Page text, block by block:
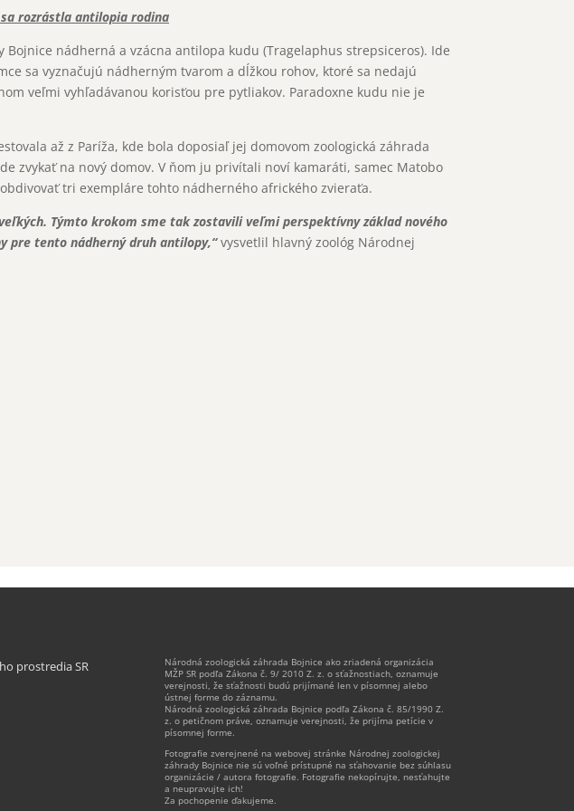
rozrástla antilopia rodina
nádherná a vzácna antilopa kudu (Tragelaphus strepsiceros). Ide
sa vyznačujú nádherným tvarom a dĺžkou rohov, ktoré sa nedajú
veľmi vyhľadávanou korisťou pre pytliakov. Paradoxne kudu nie je
až z Paríža, kde bola doposiaľ jej domovom zoologická záhrada
zvykať na nový domov. V ňom ju privítali noví kamaráti, samec Matobo
tri exempláre tohto nádherného afrického zvieraťa.
Týmto krokom sme tak zostavili veľmi perspektívny základ nového
pre tento nádherný druh antilopy,“vysvetlil hlavný zoológ Národnej
prostredia SR
Národná zoologická záhrada Bojnice ako zriadená organizácia
MŽP SR podľa Zákona č. 9/ 2010 Z. z. o sťažnostiach, oznamuje
verejnosti, že sťažnosti budú prijímané len v písomnej alebo
ústnej forme do záznamu.
Národná zoologická záhrada Bojnice podľa Zákona č. 85/1990 Z.
z. o petičnom práve, oznamuje verejnosti, že prijíma petície v
písomnej forme.
Fotografie zverejnené na webovej stránke Národnej zoologickej
záhrady Bojnice nie sú voľné prístupné na sťahovanie bez súhlasu
organizácie / autora fotografie. Fotografie nekopírujte, nesťahujte
a neupravujte ich!
Za pochopenie ďakujeme.